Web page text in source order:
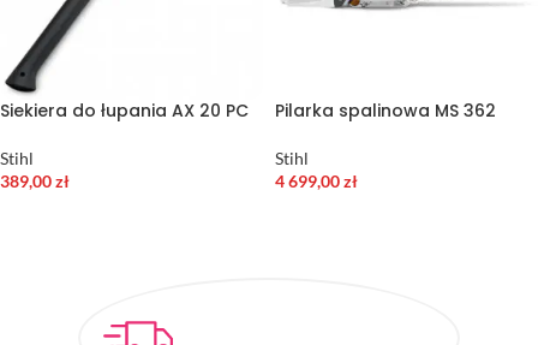
Siekiera do łupania AX 20 PC
Stihl
389,00zł
Pilarka spalinowa MS 362
Stihl
4 699,00zł